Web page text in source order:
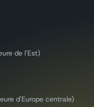
de l'Est)
d'Europe centrale)